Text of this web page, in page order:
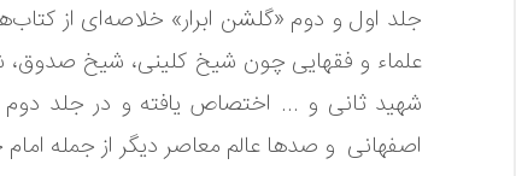
جلد اول و دوم «گلشن ابرار» خلاصه‌ای از
علماء و فقهایی چون شیخ کلینی، شیخ
شهید ثانی و ... اختصاص یافته و در جلد دوم
اصفهانی و صدها عالم معاصر دیگر از جمله
در حال حاضر هیچ نظری برای این